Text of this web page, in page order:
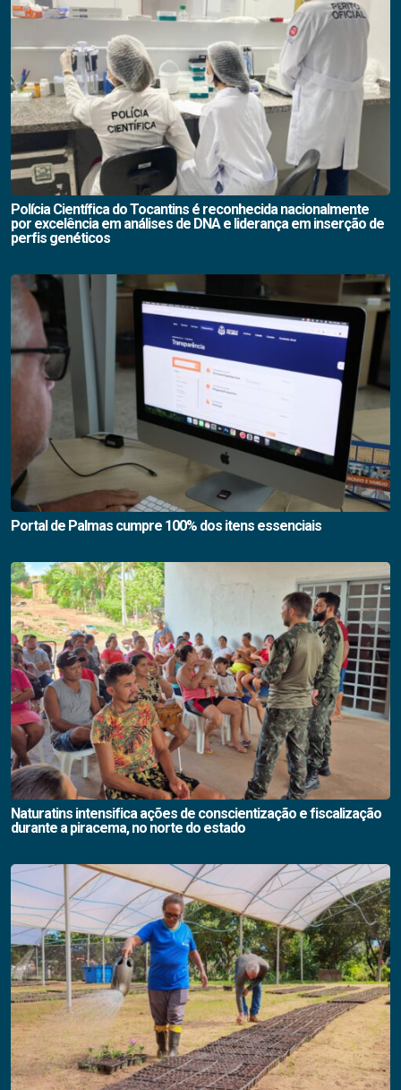
Polícia Científica do Tocantins é reconhecida nacionalmente
por excelência em análises de DNA e liderança em inserção de
perfis genéticos
Portal de Palmas cumpre 100% dos itens essenciais
Naturatins intensifica ações de conscientização e fiscalização
durante a piracema, no norte do estado